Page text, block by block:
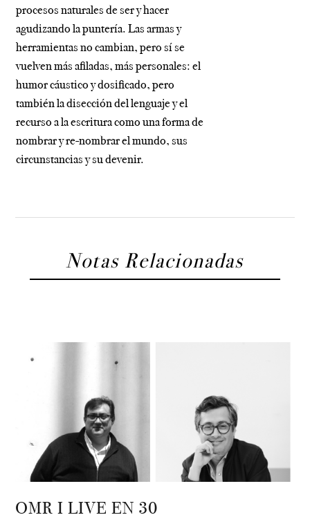
procesos naturales de ser y hacer
agudizando la puntería. Las armas y
herramientas no cambian, pero sí se
vuelven más afiladas, más personales: el
humor cáustico y dosificado, pero
también la disección del lenguaje y el
recurso a la escritura como una forma de
nombrar y re-nombrar el mundo, sus
circunstancias y su devenir.
Notas Relacionadas
OMR I LIVE EN 30